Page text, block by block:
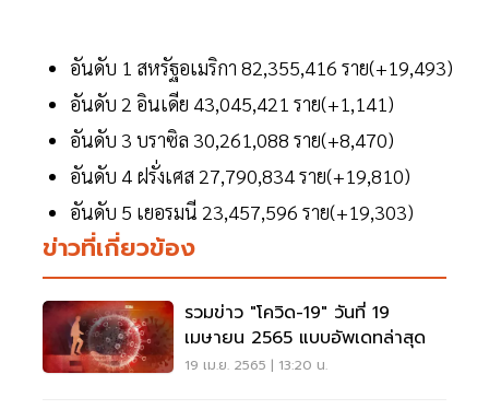
อันดับ 1 สหรัฐอเมริกา 82,355,416 ราย(+19,493)
อันดับ 2 อินเดีย 43,045,421 ราย(+1,141)
อันดับ 3 บราซิล 30,261,088 ราย(+8,470)
อันดับ 4 ฝรั่งเศส 27,790,834 ราย(+19,810)
อันดับ 5 เยอรมนี 23,457,596 ราย(+19,303)
ข่าวที่เกี่ยวข้อง
รวมข่าว "โควิด-19" วันที่ 19
เมษายน 2565 แบบอัพเดทล่าสุด
19 เม.ย. 2565 | 13:20 น.